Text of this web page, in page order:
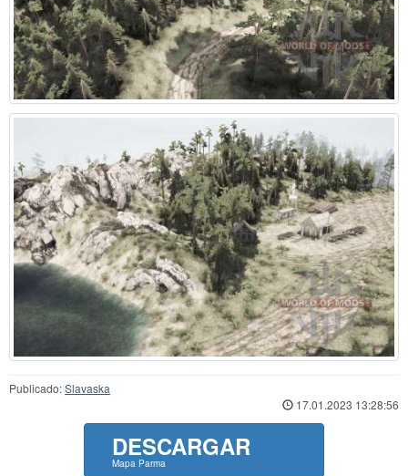
Publicado:Slavaska
17.01.2023 13:28:56
DESCARGAR
Mapa Parma